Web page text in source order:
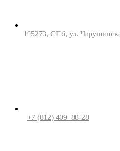
195273, СПб, ул.
+7 (812) 409–88-28